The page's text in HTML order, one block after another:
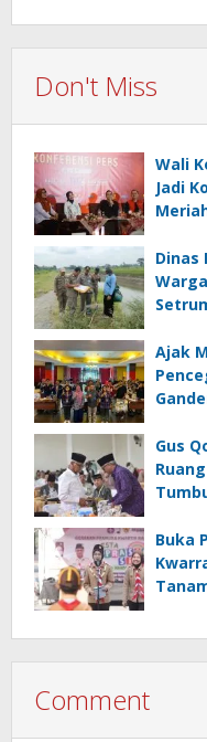
Don't Miss
Wali
Jadi
Dinas
Ajak
Gus
Buka
Comment